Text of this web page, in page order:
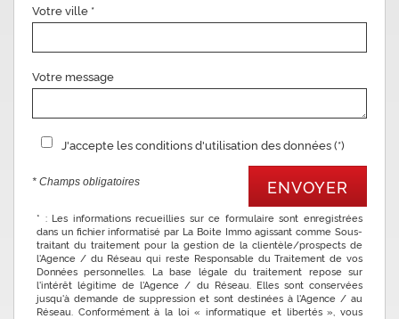
Votre ville *
Votre message
J'accepte les conditions d'utilisation des données (*)
* Champs obligatoires ENVOYER
* : Les informations recueillies sur ce formulaire sont enregistrées
dans un fichier informatisé par La Boite Immo agissant comme Sous-
traitant du traitement pour la gestion de la clientèle/prospects de
l'Agence / du Réseau qui reste Responsable du Traitement de vos
Données personnelles. La base légale du traitement repose sur
l'intérêt légitime de l'Agence / du Réseau. Elles sont conservées
jusqu'à demande de suppression et sont destinées à l'Agence / au
Réseau. Conformément à la loi « informatique et libertés », vous